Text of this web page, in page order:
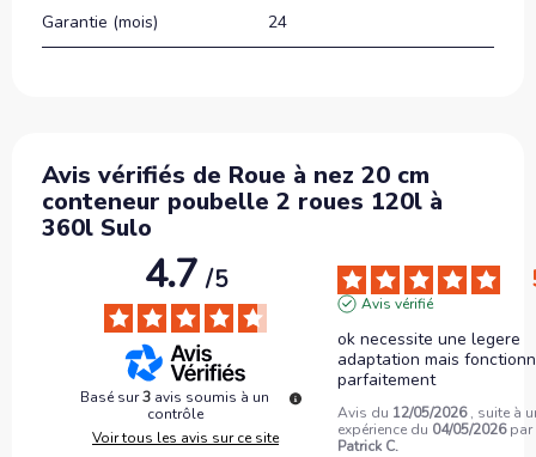
Garantie (mois) 24
Avis vérifiés de Roue à nez 20 cm
conteneur poubelle 2 roues 120l à
360l Sulo
4.7/5
Basé sur3 avis soumis à un
contrôle
Voir tous les avis sur ce site
Avis vérifié
ok necessite une legere
adaptation mais
parfaitement
Avis du 12/05/2026 , suite à
expérience du 04/05/2026 par
Patrick C.